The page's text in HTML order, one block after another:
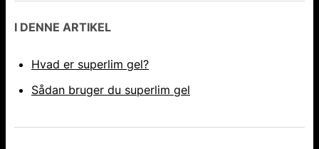
I DENNE ARTIKEL
Hvad er superlim gel?
Sådan bruger du superlim gel